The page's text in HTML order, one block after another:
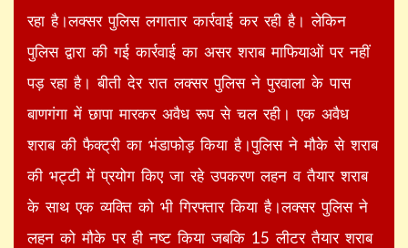
रहा है।लक्सर पुलिस लगातार कार्रवाई कर रही है। लेकिन
पुलिस द्वारा की गई कार्रवाई का असर शराब माफियाओं पर नहीं
पड़ रहा है। बीती देर रात लक्सर पुलिस ने पुरवाला के पास
बाणगंगा में छापा मारकर अवैध रूप से चल रही। एक अवैध
शराब की फैक्ट्री का भंडाफोड़ किया है।पुलिस ने मौके से शराब
की भट्टी में प्रयोग किए जा रहे उपकरण लहन व तैयार शराब
के साथ एक व्यक्ति को भी गिरफ्तार किया है।लक्सर पुलिस ने
लहन को मौके पर ही नष्ट किया जबकि 15 लीटर तैयार शराब